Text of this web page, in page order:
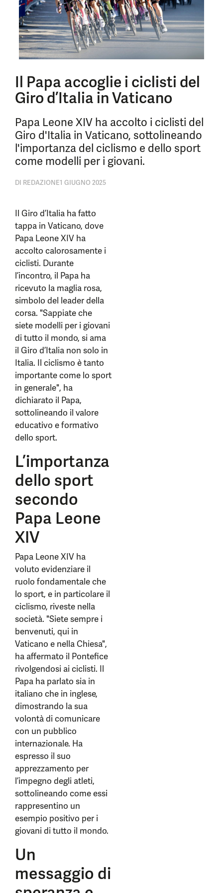
Il Papa accoglie i ciclisti del
Giro d’Italia in Vaticano
Papa Leone XIV ha accolto i ciclisti del
Giro d'Italia in Vaticano, sottolineando
l'importanza del ciclismo e dello sport
come modelli per i giovani.
DI REDAZIONE1 GIUGNO 2025
Il Giro d’Italia ha fatto
tappa in Vaticano, dove
Papa Leone XIV ha
accolto calorosamente i
ciclisti. Durante
l’incontro, il Papa ha
ricevuto la maglia rosa,
simbolo del leader della
corsa. "Sappiate che
siete modelli per i giovani
di tutto il mondo, si ama
il Giro d’Italia non solo in
Italia. Il ciclismo è tanto
importante come lo sport
in generale", ha
dichiarato il Papa,
sottolineando il valore
educativo e formativo
dello sport.
L’importanza
dello sport
secondo
Papa Leone
XIV
Papa Leone XIV ha
voluto evidenziare il
ruolo fondamentale che
lo sport, e in particolare il
ciclismo, riveste nella
società. "Siete sempre i
benvenuti, qui in
Vaticano e nella Chiesa",
ha affermato il Pontefice
rivolgendosi ai ciclisti. Il
Papa ha parlato sia in
italiano che in inglese,
dimostrando la sua
volontà di comunicare
con un pubblico
internazionale. Ha
espresso il suo
apprezzamento per
l’impegno degli atleti,
sottolineando come essi
rappresentino un
esempio positivo per i
giovani di tutto il mondo.
Un
messaggio di